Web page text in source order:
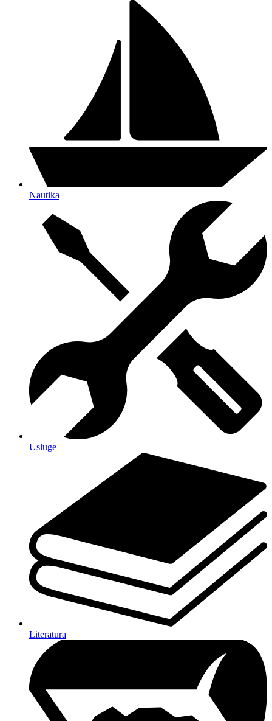
Nautika
Usluge
Literatura